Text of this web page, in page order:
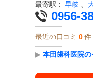
最寄駅： 早岐 、
0956-
最近の口コミ 0 件
▶ 本田歯科医院の